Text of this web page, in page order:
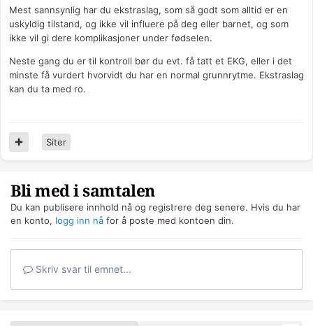
Mest sannsynlig har du ekstraslag, som så godt som alltid er en
uskyldig tilstand, og ikke vil influere på deg eller barnet, og som
ikke vil gi dere komplikasjoner under fødselen.
Neste gang du er til kontroll bør du evt. få tatt et EKG, eller i det
minste få vurdert hvorvidt du har en normal grunnrytme. Ekstraslag
kan du ta med ro.
Siter
Bli med i samtalen
Du kan publisere innhold nå og registrere deg senere. Hvis du har
en konto, logg inn nå for å poste med kontoen din.
Skriv svar til emnet...